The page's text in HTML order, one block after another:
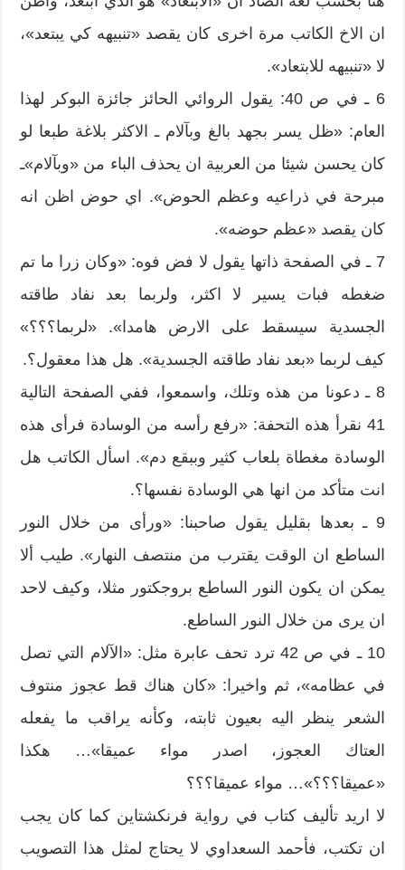
ان الاخ الكاتب مرة اخرى كان يقصد «تنبيهه كي يبتعد»،
لا «تنبيهه للابتعاد».
6 ـ في ص 40: يقول الروائي الحائز جائزة البوكر لهذا
العام: «ظل يسر بجهد بالغ وبآلام ـ الاكثر بلاغة طبعا لو
كان يحسن شيئا من العربية ان يحذف الباء من «وبآلام»ـ
مبرحة في ذراعيه وعظم الحوض». اي حوض اظن انه
كان يقصد «عظم حوضه».
7 ـ في الصفحة ذاتها يقول لا فض فوه: «وكان زرا ما تم
ضغطه فبات يسير لا اكثر، ولربما بعد نفاد طاقته
الجسدية سيسقط على الارض هامدا». «لربما؟؟؟»
كيف لربما «بعد نفاد طاقته الجسدية». هل هذا معقول؟.
8 ـ دعونا من هذه وتلك، واسمعوا، ففي الصفحة التالية
41 نقرأ هذه التحفة: «رفع رأسه من الوسادة فرأى هذه
الوسادة مغطاة بلعاب كثير وببقع دم». اسأل الكاتب هل
انت متأكد من انها هي الوسادة نفسها؟.
9 ـ بعدها بقليل يقول صاحبنا: «ورأى من خلال النور
الساطع ان الوقت يقترب من منتصف النهار». طيب ألا
يمكن ان يكون النور الساطع بروجكتور مثلا، وكيف لاحد
ان يرى من خلال النور الساطع.
10 ـ في ص 42 ترد تحف عابرة مثل: «الآلام التي تصل
في عظامه»، ثم واخيرا: «كان هناك قط عجوز منتوف
الشعر ينظر اليه بعيون ثابته، وكأنه يراقب ما يفعله
العتاك العجوز، اصدر مواء عميقا»… هكذا
«عميقا؟؟؟»… مواء عميقا؟؟؟
لا اريد تأليف كتاب في رواية فرنكشتاين كما كان يجب
ان تكتب، فأحمد السعداوي لا يحتاج لمثل هذا التصويب